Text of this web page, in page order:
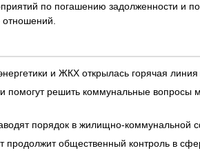
по погашению задолженности и
и ЖКХ открылась горячая
помогут решить коммунальные вопросы
порядок в жилищно-
продолжит общественный контроль в